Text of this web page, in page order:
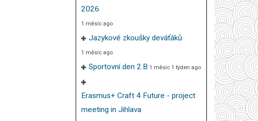
2026
1 měsíc ago
Jazykové zkoušky deváťáků
1 měsíc ago
Sportovní den 2.B 1 měsíc 1 týden ago
Erasmus+ Craft 4 Future - project
meeting in Jihlava